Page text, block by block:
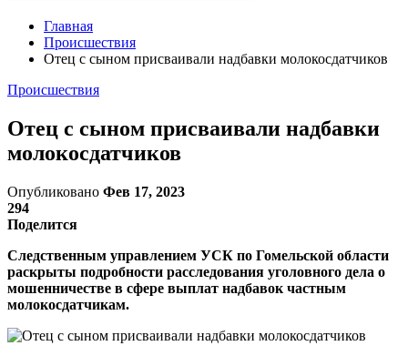
Главная
Происшествия
Отец с сыном присваивали надбавки молокосдатчиков
Происшествия
Отец с сыном присваивали надбавки
молокосдатчиков
Опубликовано Фев 17, 2023
294
Поделится
Следственным управлением УСК по Гомельской области
раскрыты подробности расследования уголовного дела о
мошенничестве в сфере выплат надбавок частным
молокосдатчикам.